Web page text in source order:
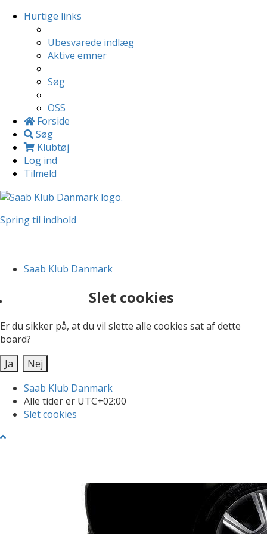
Hurtige links
Ubesvarede indlæg
Aktive emner
Søg
OSS
Forside
Søg
Klubtøj
Log ind
Tilmeld
Spring til indhold
Saab Klub Danmark
Slet cookies
Er du sikker på, at du vil slette alle cookies sat af dette
board?
Saab Klub Danmark
Alle tider er UTC+02:00
Slet cookies